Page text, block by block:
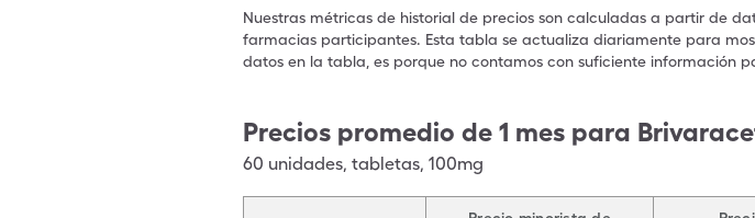
Nuestras métricas de historial de precios son calculadas a partir de
farmacias participantes. Esta tabla se actualiza diariamente para
datos en la tabla, es porque no contamos con suficiente información
Precios promedio de 1 mes para
60 unidades, tabletas, 100mg